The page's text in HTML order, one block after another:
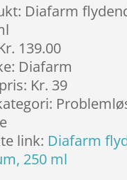
Diafarm
139.00
Diafarm
Kr. 39
link: Diafarm
250 ml